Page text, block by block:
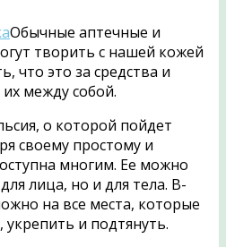
Обычные аптечные и
творить с нашей кожей
что это за средства и
между собой.
о которой пойдет
своему простому и
многим. Ее можно
лица, но и для тела. В-
на все места, которые
и подтянуть.